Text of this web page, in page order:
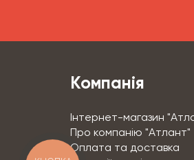
Компанія
Інтернет-магазин
Про компанію "Атлант"
Оплата та доставка